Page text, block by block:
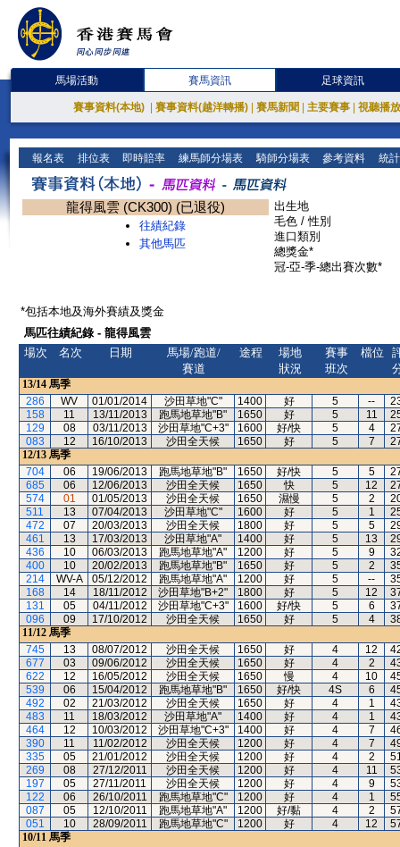
馬場活動 賽馬資訊 足球資訊
賽事資料(本地) 賽事資料(越洋轉播) 賽馬新聞 主要賽事 視聽播
報名表 排位表 即時賠率 練馬師分場表 騎師分場表 參考資料 統
龍得風雲 (CK300) (已退役)
往績紀錄
其他馬匹
出生地
毛色 / 性別
進口類別
總獎金*
冠-亞-季-總出賽次數*
*包括本地及海外賽績及獎金
馬匹往績紀錄 - 龍得風雲
場次
名次 日期
馬場/跑道/
賽道
途程
場地
狀況
賽事
班次
檔位
13/14 馬季
286
WV 01/01/2014 沙田草地"C" 1400 好 5 --
158
11 13/11/2013 跑馬地草地"B" 1650 好 5 11
129
08 03/11/2013 沙田草地"C+3" 1600 好/快 5 4
083
12 16/10/2013 沙田全天候 1650 好 5 7
12/13 馬季
704
06 19/06/2013 跑馬地草地"B" 1650 好/快 5 5
685
06 12/06/2013 沙田全天候 1650 快 5 12
574
01 01/05/2013 沙田全天候 1650 濕慢 5 2
511
13 07/04/2013 沙田草地"C" 1600 好 5 1
472
07 20/03/2013 沙田全天候 1800 好 5 5
461
13 17/03/2013 沙田草地"A" 1400 好 5 13
436
10 06/03/2013 跑馬地草地"A" 1200 好 5 9
400
10 20/02/2013 跑馬地草地"B" 1650 好 5 2
214
WV-A 05/12/2012 跑馬地草地"A" 1200 好 5 --
168
14 18/11/2012 沙田草地"B+2" 1800 好 5 12
131
05 04/11/2012 沙田草地"C+3" 1600 好/快 5 6
096
09 17/10/2012 沙田全天候 1650 好 5 4
11/12 馬季
745
13 08/07/2012 沙田全天候 1650 好 4 12
677
03 09/06/2012 沙田全天候 1650 好 4 2
622
12 16/05/2012 沙田全天候 1650 慢 4 10
539
06 15/04/2012 跑馬地草地"B" 1650 好/快 4S 6
492
02 21/03/2012 沙田全天候 1650 好 4 1
483
11 18/03/2012 沙田草地"A" 1400 好 4 1
464
12 10/03/2012 沙田草地"C+3" 1400 好 4 7
390
11 11/02/2012 沙田全天候 1200 好 4 7
335
05 21/01/2012 沙田全天候 1200 好 4 2
269
08 27/12/2011 沙田全天候 1200 好 4 11
197
05 27/11/2011 沙田全天候 1200 好 4 9
122
06 26/10/2011 跑馬地草地"C" 1200 好 4 1
087
05 12/10/2011 跑馬地草地"A" 1200 好/黏 4 2
051
10 28/09/2011 跑馬地草地"C" 1200 好 4 12
10/11 馬季